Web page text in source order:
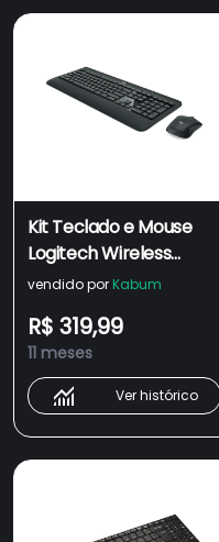
Kit Teclado e Mouse
Logitech Wireless
Multimídia MK540
Ç
vendido por Kabum
R$ 319,99
11 meses
Ver histórico